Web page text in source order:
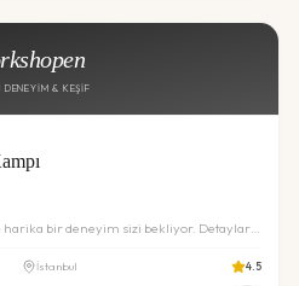
DENEYIM & KEŞIF
harika bir deneyim sizi bekliyor. Detaylar
İstanbul 4.5